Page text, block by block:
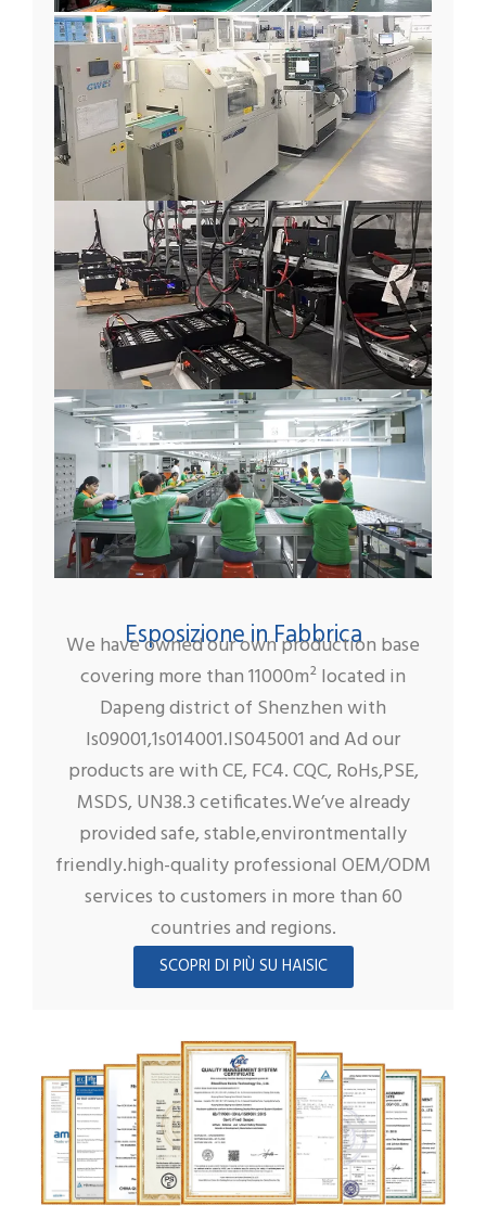
Esposizione in Fabbrica
We have owned our own production base
covering more than 11000m² located in
Dapeng district of Shenzhen with
ls09001,1s014001.IS045001 and Ad our
products are with CE, FC4. CQC, RoHs,PSE,
MSDS, UN38.3 cetificates.We’ve already
provided safe, stable,environtmentally
friendly.high-quality professional OEM/ODM
services to customers in more than 60
countries and regions.
SCOPRI DI PIÙ SU HAISIC